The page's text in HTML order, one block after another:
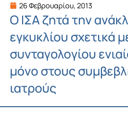
26 Φεβρουαρίου, 2013
Ο ΙΣΑ ζητά την
εγκυκλίου σχετικά
συνταγολογίου
μόνο στους
ιατρούς